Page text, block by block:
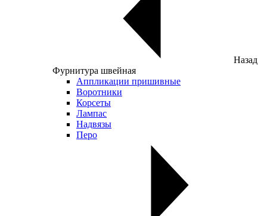
Назад
Фурнитура швейная
Аппликации пришивные
Воротники
Корсеты
Лампас
Надвязы
Перо